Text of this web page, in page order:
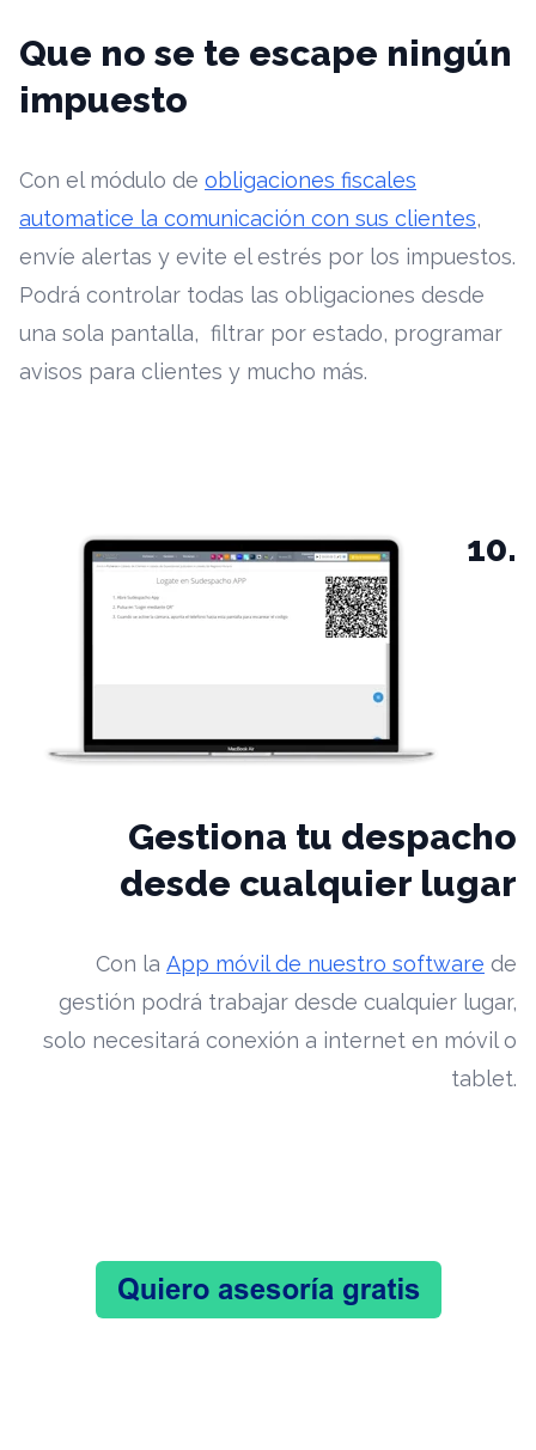
Que no se te escape ningún
impuesto
Con el módulo de obligaciones fiscales
automatice la comunicación con sus clientes,
envíe alertas y evite el estrés por los impuestos.
Podrá controlar todas las obligaciones desde
una sola pantalla, filtrar por estado, programar
avisos para clientes y mucho más.
10.
Gestiona tu despacho
desde cualquier lugar
Con la App móvil de nuestro software de
gestión podrá trabajar desde cualquier lugar,
solo necesitará conexión a internet en móvil o
tablet.